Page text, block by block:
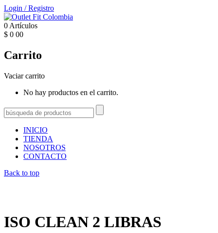
Login /Registro
0 Artículos
$ 0 00
Carrito
Vaciar carrito
No hay productos en el carrito.
INICIO
TIENDA
NOSOTROS
CONTACTO
Back to top
ISO CLEAN 2 LIBRAS